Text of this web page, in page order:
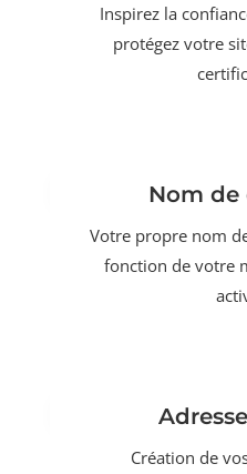
Inspirez la
protégez votre
Nom
Votre propre nom
fonction de votre
Création de